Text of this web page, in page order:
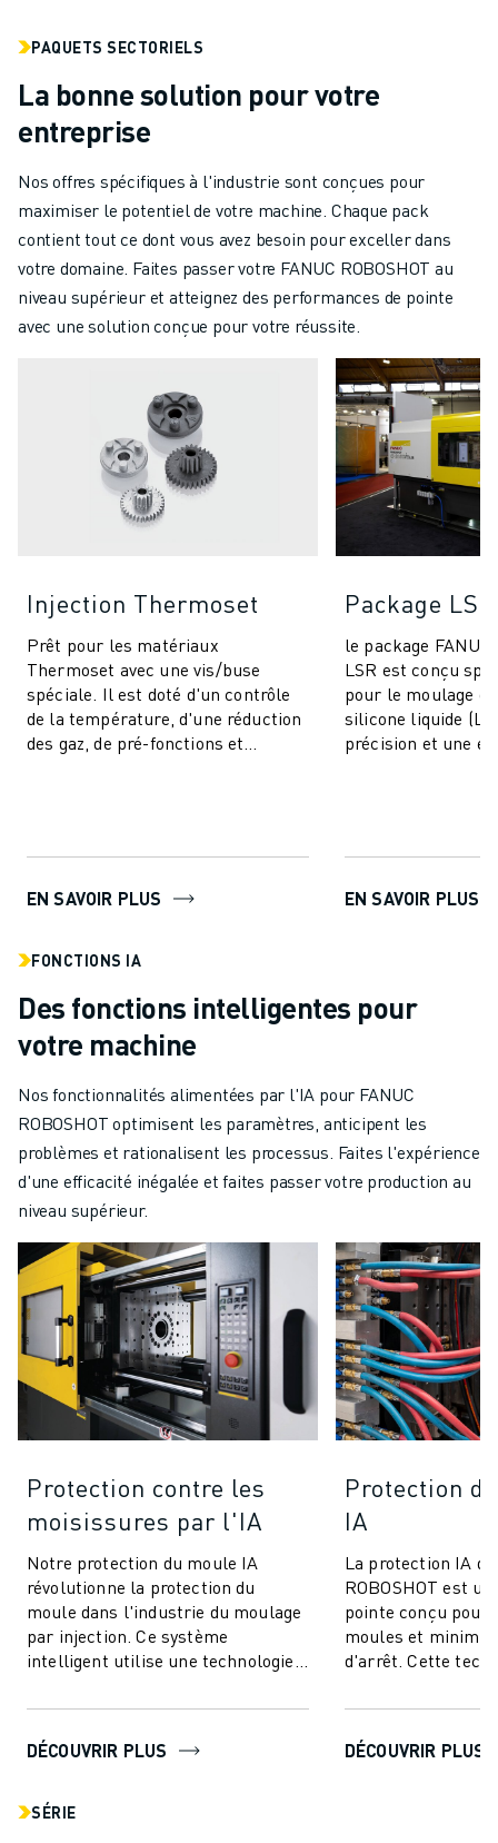
PAQUETS SECTORIELS
La bonne solution pour votre
entreprise
Nos offres spécifiques à l'industrie sont conçues pour
maximiser le potentiel de votre machine. Chaque pack
contient tout ce dont vous avez besoin pour exceller dans
votre domaine. Faites passer votre FANUC ROBOSHOT au
niveau supérieur et atteignez des performances de pointe
avec une solution conçue pour votre réussite.
Injection Thermoset
Prêt pour les matériaux
Thermoset avec une vis/buse
spéciale. Il est doté d'un contrôle
de la température, d'une réduction
des gaz, de pré-fonctions et
EN SAVOIR PLUS
Package LSR
le package FANUC
LSR est conçu
pour le moulage
silicone liquide
précision et une
EN SAVOIR PLUS
FONCTIONS IA
Des fonctions intelligentes pour
votre machine
Nos fonctionnalités alimentées par l'IA pour FANUC
ROBOSHOT optimisent les paramètres, anticipent les
problèmes et rationalisent les processus. Faites l'expérience
d'une efficacité inégalée et faites passer votre production au
niveau supérieur.
Protection contre les
moisissures par l'IA
Notre protection du moule IA
révolutionne la protection du
moule dans l'industrie du moulage
par injection. Ce système
intelligent utilise une technologie
offrir ...
DÉCOUVRIR PLUS
Protection
IA
La protection IA
ROBOSHOT est
pointe conçu pour
moules et
d'arrêt. Cette
couple pour une...
DÉCOUVRIR PLUS
SÉRIE